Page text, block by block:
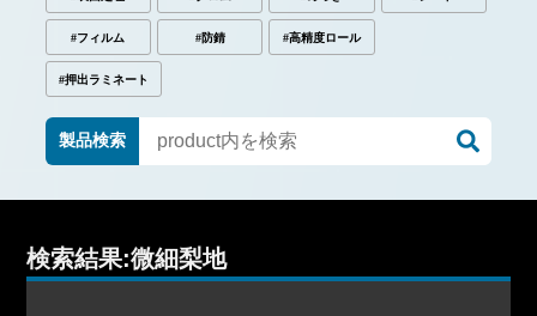
#フィルム #防錆 #高精度ロール
#押出ラミネート
製品検索
検索結果:微細梨地